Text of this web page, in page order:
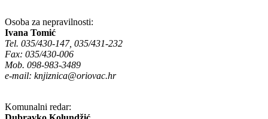
Osoba za nepravilnosti:
Ivana Tomić
Tel. 035/430-147, 035/431-232
Fax: 035/430-006
Mob. 098-983-3489
e-mail: knjiznica@oriovac.hr
Komunalni redar: